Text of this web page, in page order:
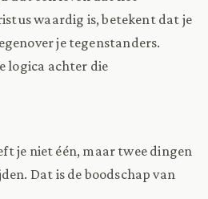
waardig is, betekent dat je
je tegenstanders.
logica achter die
je niet één, maar twee dingen
Dat is de boodschap van